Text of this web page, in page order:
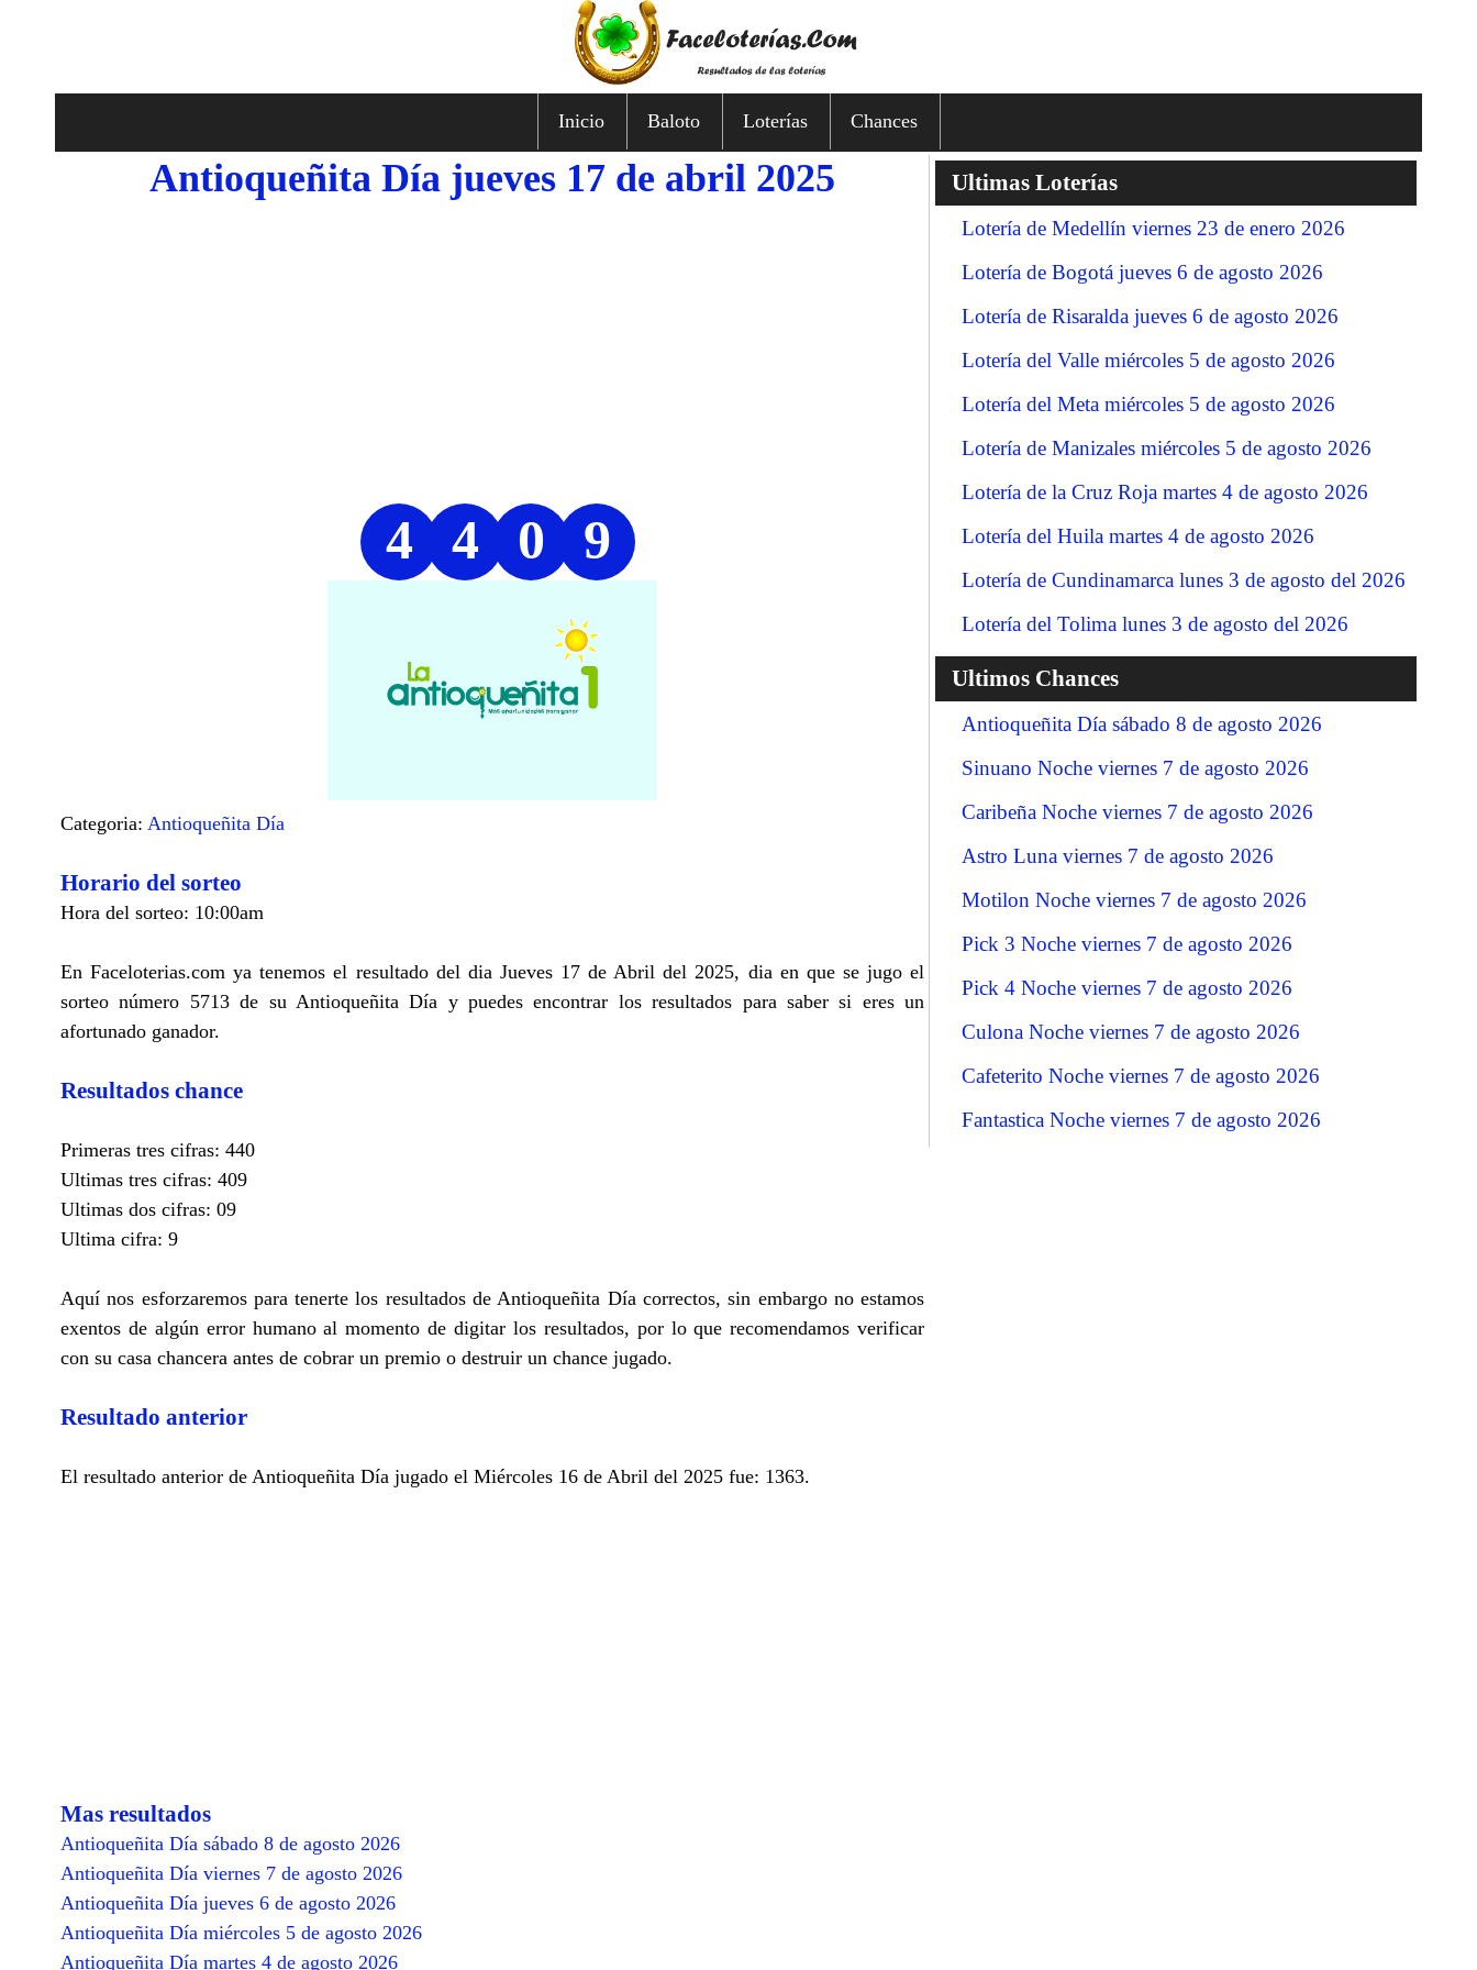
Inicio Baloto Loterías Chances
Antioqueñita Día jueves 17 de abril 2025
4 4 0 9
Categoria: Antioqueñita Día
Horario del sorteo
Hora del sorteo: 10:00am
En Faceloterias.com ya tenemos el resultado del dia Jueves 17 de Abril del 2025, dia en que se jugo el
sorteo número 5713 de su Antioqueñita Día y puedes encontrar los resultados para saber si eres un
afortunado ganador.
Resultados chance
Primeras tres cifras: 440
Ultimas tres cifras: 409
Ultimas dos cifras: 09
Ultima cifra: 9
Aquí nos esforzaremos para tenerte los resultados de Antioqueñita Día correctos, sin embargo no estamos
exentos de algún error humano al momento de digitar los resultados, por lo que recomendamos verificar
con su casa chancera antes de cobrar un premio o destruir un chance jugado.
Resultado anterior
El resultado anterior de Antioqueñita Día jugado el Miércoles 16 de Abril del 2025 fue: 1363.
Mas resultados
Antioqueñita Día sábado 8 de agosto 2026
Antioqueñita Día viernes 7 de agosto 2026
Antioqueñita Día jueves 6 de agosto 2026
Antioqueñita Día miércoles 5 de agosto 2026
Antioqueñita Día martes 4 de agosto 2026
Ultimas Loterías
Lotería de Medellín viernes 23 de enero 2026
Lotería de Bogotá jueves 6 de agosto 2026
Lotería de Risaralda jueves 6 de agosto 2026
Lotería del Valle miércoles 5 de agosto 2026
Lotería del Meta miércoles 5 de agosto 2026
Lotería de Manizales miércoles 5 de agosto 2026
Lotería de la Cruz Roja martes 4 de agosto 2026
Lotería del Huila martes 4 de agosto 2026
Lotería de Cundinamarca lunes 3 de agosto del 2026
Lotería del Tolima lunes 3 de agosto del 2026
Ultimos Chances
Antioqueñita Día sábado 8 de agosto 2026
Sinuano Noche viernes 7 de agosto 2026
Caribeña Noche viernes 7 de agosto 2026
Astro Luna viernes 7 de agosto 2026
Motilon Noche viernes 7 de agosto 2026
Pick 3 Noche viernes 7 de agosto 2026
Pick 4 Noche viernes 7 de agosto 2026
Culona Noche viernes 7 de agosto 2026
Cafeterito Noche viernes 7 de agosto 2026
Fantastica Noche viernes 7 de agosto 2026